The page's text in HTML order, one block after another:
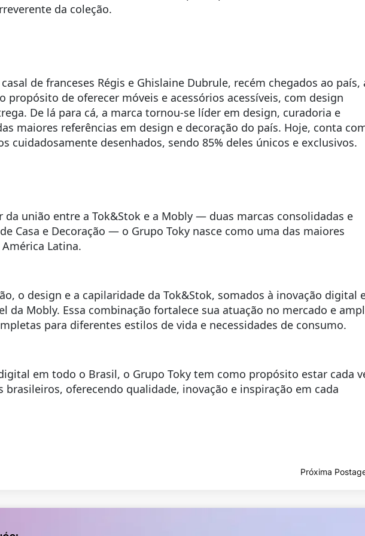
da coleção.
de franceses Régis e Ghislaine Dubrule, recém chegados ao país,
propósito de oferecer móveis e acessórios acessíveis, com design
De lá para cá, a marca tornou-se líder em design, curadoria e
maiores referências em design e decoração do país. Hoje, conta
cuidadosamente desenhados, sendo 85% deles únicos e exclusivos.
da união entre a Tok&Stok e a Mobly — duas marcas consolidadas e
Casa e Decoração — o Grupo Toky nasce como uma das maiores
Latina.
o design e a capilaridade da Tok&Stok, somados à inovação digital
da Mobly. Essa combinação fortalece sua atuação no mercado e
para diferentes estilos de vida e necessidades de consumo.
em todo o Brasil, o Grupo Toky tem como propósito estar cada
brasileiros, oferecendo qualidade, inovação e inspiração em cada
Próxima